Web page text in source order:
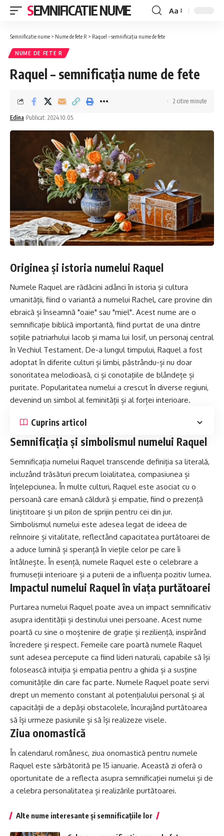
SEMNIFICATIE NUME
Font
Aa
Semnificatie nume > Nume de fete R > Raquel – semnificația nume de fete
NUME DE FETE R
Raquel – semnificația nume de fete
Edina Publicat: 2024.10.05.
2 citire minute
Originea și istoria numelui Raquel
Numele Raquel are rădăcini adânci în istoria și cultura
umanității, fiind o variantă a numelui Rachel, care provine din
ebraică și înseamnă "oaie" sau "miel". Acest nume are o
semnificație biblică importantă, fiind purtat de una dintre
soțiile patriarhului Iacob și mama lui Iosif, un personaj central
în Vechiul Testament. De-a lungul timpului, Raquel a fost
adoptat în diferite culturi și limbi, păstrându-și nu doar
sonoritatea melodioasă, ci și conotațiile de blândețe și
puritate. Popularitatea numelui a crescut în diverse regiuni,
devenind un simbol al feminității și al forței interioare.
Cuprins articol
Semnificația și simbolismul numelui Raquel
Semnificația numelui Raquel transcende definiția sa literală,
incluzând trăsături precum loialitatea, compasiunea și
înțelepciunea. În multe culturi, Raquel este asociat cu o
persoană care emană căldură și empatie, fiind o prezență
liniștitoare și un pilon de sprijin pentru cei din jur.
Simbolismul numelui este adesea legat de ideea de
reînnoire și vitalitate, reflectând capacitatea purtătoarei de
a aduce lumină și speranță în viețile celor pe care îi
întâlnește. În esență, numele Raquel este o celebrare a
frumuseții interioare și a puterii de a influența pozitiv lumea.
Impactul numelui Raquel în viața purtătoarei
Purtarea numelui Raquel poate avea un impact semnificativ
asupra identității și destinului unei persoane. Acest nume
poartă cu sine o moștenire de grație și reziliență, inspirând
încredere și respect. Femeile care poartă numele Raquel
sunt adesea percepute ca fiind lideri naturali, capabile să își
folosească intuiția și empatia pentru a ghida și a susține
comunitățile din care fac parte. Numele Raquel poate servi
drept un memento constant al potențialului personal și al
capacității de a depăși obstacolele, încurajând purtătoarea
să își urmeze pasiunile și să își realizeze visele.
Ziua onomastică
În calendarul românesc, ziua onomastică pentru numele
Raquel este sărbătorită pe 15 ianuarie. Această zi oferă o
oportunitate de a reflecta asupra semnificației numelui și de
a celebra personalitatea și realizările purtătoarei.
Alte nume interesante și semnificațiile lor